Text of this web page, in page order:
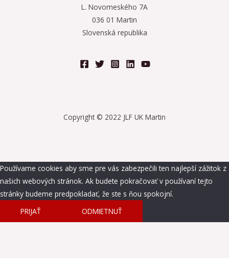
L. Novomeského 7A
036 01 Martin
Slovenská republika
Copyright © 2022 JLF UK Martin
Používame cookies aby sme pre vás zabezpečili ten najlepší zážitok z
našich webových stránok. Ak budete pokračovať v používaní tejto
stránky budeme predpokladať, že ste s ňou spokojní.
PRIJAŤ
ODMIETNUŤ